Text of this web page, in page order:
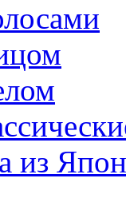
из